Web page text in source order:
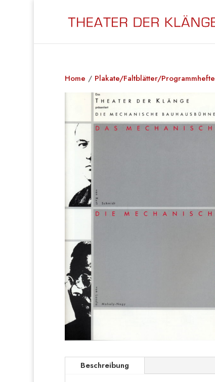
Home / Plakate/Faltblätter/Programmhefte
Beschreibung